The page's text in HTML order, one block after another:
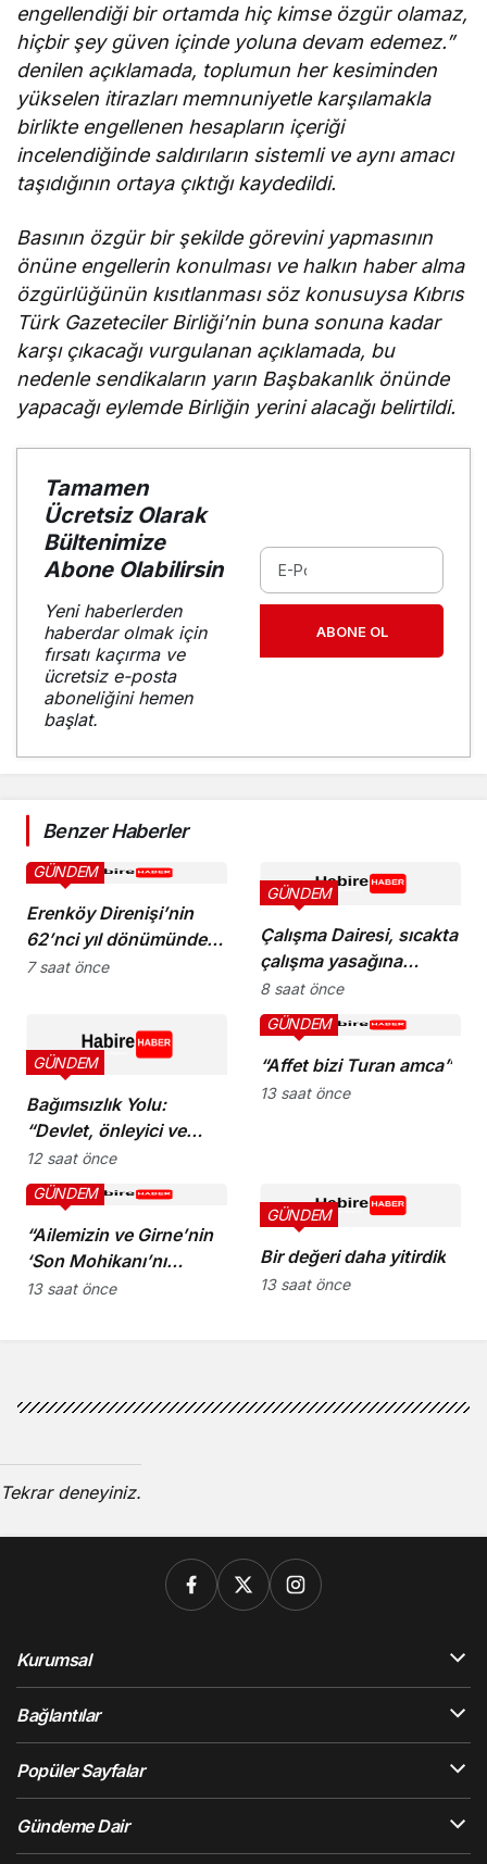
engellendiği bir ortamda hiç kimse özgür olamaz,
hiçbir şey güven içinde yoluna devam edemez.”
denilen açıklamada, toplumun her kesiminden
yükselen itirazları memnuniyetle karşılamakla
birlikte engellenen hesapların içeriği
incelendiğinde saldırıların sistemli ve aynı amacı
taşıdığının ortaya çıktığı kaydedildi.
Basının özgür bir şekilde görevini yapmasının
önüne engellerin konulması ve halkın haber alma
özgürlüğünün kısıtlanması söz konusuysa Kıbrıs
Türk Gazeteciler Birliği’nin buna sonuna kadar
karşı çıkacağı vurgulanan açıklamada, bu
nedenle sendikaların yarın Başbakanlık önünde
yapacağı eylemde Birliğin yerini alacağı belirtildi.
Tamamen
Ücretsiz Olarak
Bültenimize
Abone Olabilirsin
Yeni haberlerden
haberdar olmak için
fırsatı kaçırma ve
ücretsiz e-posta
aboneliğini hemen
başlat.
ABONE OL
Benzer Haberler
Erenköy Direnişi’nin
62’nci yıl dönümünde
şehitler törenle anıldı
GÜNDEM
7 saat önce
Çalışma Dairesi, sıcakta
çalışma yasağına
uymayan 19 iş yerine
uyarı verdi
GÜNDEM
8 saat önce
Bağımsızlık Yolu:
“Devlet, önleyici ve
koruyucu
sorumluluklarını yerine
getirmeli”
GÜNDEM
12 saat önce
“Affet bizi Turan amca”
GÜNDEM
13 saat önce
“Ailemizin ve Girne’nin
‘Son Mohikanı’nı
kaybettik”
GÜNDEM
13 saat önce
Bir değeri daha yitirdik
GÜNDEM
13 saat önce
Tekrar deneyiniz.
Kurumsal
Bağlantılar
Popüler Sayfalar
Gündeme Dair